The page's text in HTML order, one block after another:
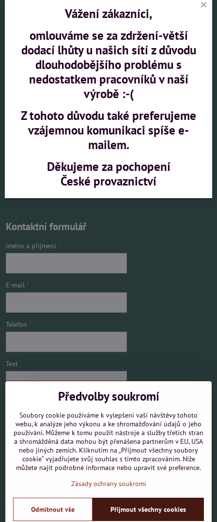
Externí obsah je blokován Volbami soukromí
Přejete si načíst externí obsah?
Povolit jednou
Povolit a zapamatovat - souhlas s druhem cookie:
Otevřít obsah v novém okně
Kontaktní formulář
Jméno a příjmení *
E-mail *
Telefon *
Text
Mám zájem o
©2026CopyrightPředvolby soukromíZásady ochrany soukromí
Předvolby soukromí
Soubory cookie používáme k vylepšení vaší návštěvy tohoto
webu, k analýze jeho výkonu a ke shromažďování údajů o jeho
používání. Můžeme k tomu použít nástroje a služby třetích stran
a shromážděná data mohou být přenášena partnerům v EU, USA
nebo jiných zemích. Kliknutím na „Přijmout všechny soubory
cookie“ vyjadřujete svůj souhlas s tímto zpracováním. Níže
můžete najít podrobné informace nebo upravit své preference.
Zásady ochrany soukromí
Přijmout všechny cookies
Odmítnout vše
Vážení zákazníci,
omlouváme se za zdržení-větší
dodací lhůty u našich sítí z důvodu
dlouhodobějšího problému s
nedostatkem pracovníků v naší
výrobě :-(
Z tohoto důvodu také preferujeme
vzájemnou komunikaci spíše e-
mailem.
Děkujeme za pochopení
České provaznictví